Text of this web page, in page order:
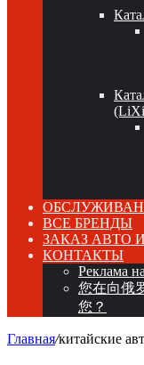
ВСЕ БРЕНДЫ
ЗАКАЗ АВТО
КОНТАКТЫ
Реклама
您在向俄
您？
Главная/китайские